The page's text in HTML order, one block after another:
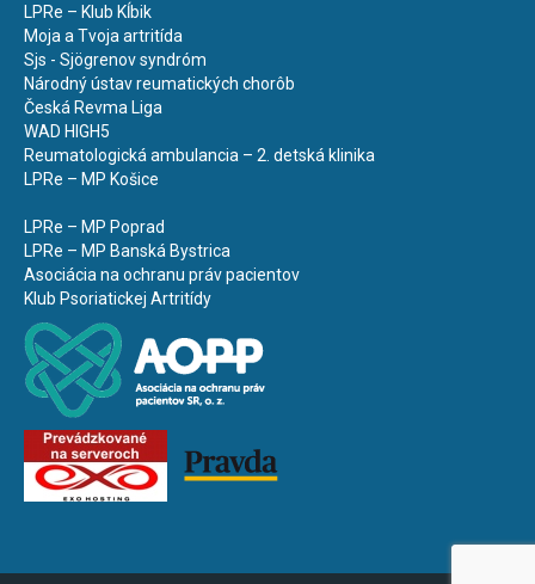
LPRe – Klub Kĺbik
Moja a Tvoja artritída
Sjs - Sjögrenov syndróm
Národný ústav reumatických chorôb
Česká Revma Liga
WAD HIGH5
Reumatologická ambulancia – 2. detská klinika
LPRe – MP Košice
LPRe – MP Poprad
LPRe – MP Banská Bystrica
Asociácia na ochranu práv pacientov
Klub Psoriatickej Artritídy